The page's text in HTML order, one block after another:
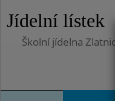
Jídelní lístek
Školní jídelna